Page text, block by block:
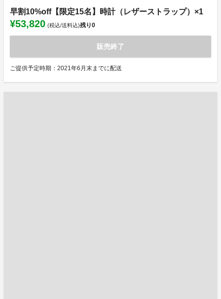
早割10%off【限定15名】時計（レザーストラップ）×1
¥53,820 (税込/送料込)残り0
販売終了
ご提供予定時期：2021年6月末までに配送